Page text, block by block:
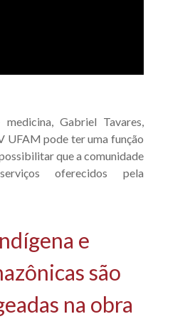
Gabriel Tavares,
UFAM pode ter uma função
que a comunidade
oferecidos pela
e
são
na obra